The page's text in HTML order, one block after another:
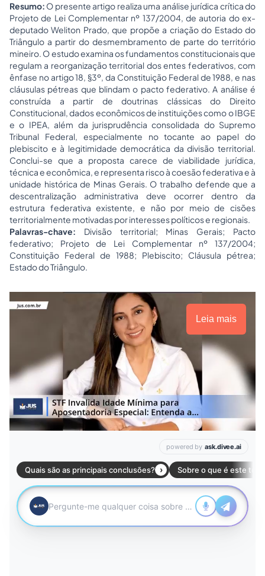
Resumo: O presente artigo realiza uma análise jurídica crítica do
Projeto de Lei Complementar nº 137/2004, de autoria do ex-
deputado Weliton Prado, que propõe a criação do Estado do
Triângulo a partir do desmembramento de parte do território
mineiro. O estudo examina os fundamentos constitucionais que
regulam a reorganização territorial dos entes federativos, com
ênfase no artigo 18, §3º, da Constituição Federal de 1988, e nas
cláusulas pétreas que blindam o pacto federativo. A análise é
construída a partir de doutrinas clássicas do Direito
Constitucional, dados econômicos de instituições como o IBGE
e o IPEA, além da jurisprudência consolidada do Supremo
Tribunal Federal, especialmente no tocante ao papel do
plebiscito e à legitimidade democrática da divisão territorial.
Conclui-se que a proposta carece de viabilidade jurídica,
técnica e econômica, e representa risco à coesão federativa e à
unidade histórica de Minas Gerais. O trabalho defende que a
descentralização administrativa deve ocorrer dentro da
estrutura federativa existente, e não por meio de cisões
territorialmente motivadas por interesses políticos e regionais.
Palavras-chave: Divisão territorial; Minas Gerais; Pacto
federativo; Projeto de Lei Complementar nº 137/2004;
Constituição Federal de 1988; Plebiscito; Cláusula pétrea;
Estado do Triângulo.
Leia mais